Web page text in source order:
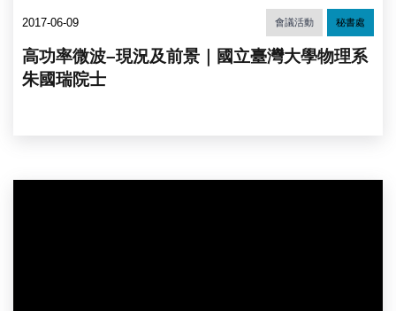
2017-06-09 會議活動 秘書處
高功率微波–現況及前景｜國立臺灣大學物理系
朱國瑞院士